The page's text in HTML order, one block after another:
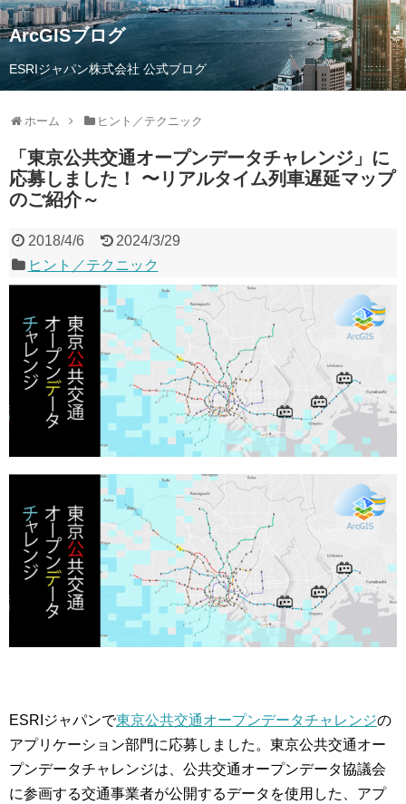
ArcGISブログ
ESRIジャパン株式会社 公式ブログ
ホーム ヒント／テクニック
「東京公共交通オープンデータチャレンジ」に
応募しました！ 〜リアルタイム列車遅延マップ
のご紹介～
2018/4/6
2024/3/29
ヒント／テクニック
ESRIジャパンで東京公共交通オープンデータチャレンジの
アプリケーション部門に応募しました。東京公共交通オー
プンデータチャレンジは、公共交通オープンデータ協議会
に参画する交通事業者が公開するデータを使用した、アプ